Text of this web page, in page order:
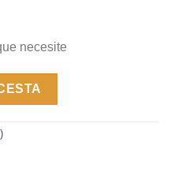
necesite
cantidad